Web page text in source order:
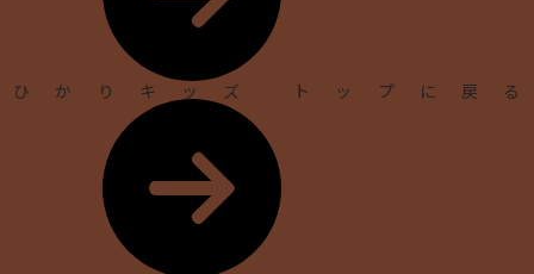
ひかりキッズ トップに戻る